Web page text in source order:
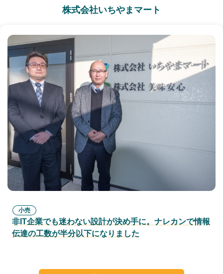
株式会社いちやまマート
小売
非IT企業でも迷わない設計が決め手に。ナレカンで情報
伝達の工数が半分以下になりました